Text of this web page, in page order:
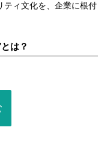
ティ文化を、企業に根付
は？